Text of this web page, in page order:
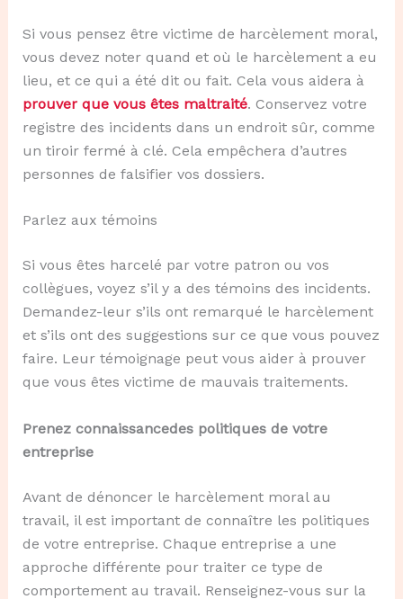
Si vous pensez être victime de harcèlement moral,
vous devez noter quand et où le harcèlement a eu
lieu, et ce qui a été dit ou fait. Cela vous aidera à
prouver que vous êtes maltraité. Conservez votre
registre des incidents dans un endroit sûr, comme
un tiroir fermé à clé. Cela empêchera d’autres
personnes de falsifier vos dossiers.
Parlez aux témoins
Si vous êtes harcelé par votre patron ou vos
collègues, voyez s’il y a des témoins des incidents.
Demandez-leur s’ils ont remarqué le harcèlement
et s’ils ont des suggestions sur ce que vous pouvez
faire. Leur témoignage peut vous aider à prouver
que vous êtes victime de mauvais traitements.
Prenez connaissancedes politiques de votre
entreprise
Avant de dénoncer le harcèlement moral au
travail, il est important de connaître les politiques
de votre entreprise. Chaque entreprise a une
approche différente pour traiter ce type de
comportement au travail. Renseignez-vous sur la